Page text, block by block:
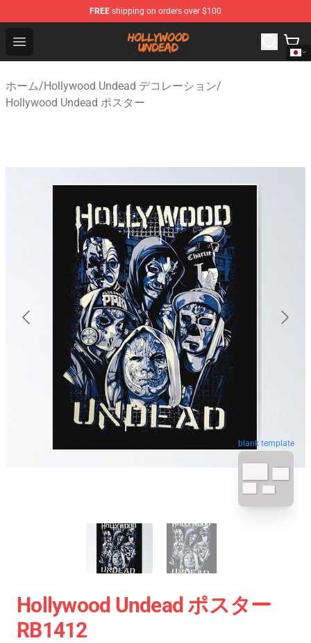
FREE shipping on orders over $100
Open menu
Hollywood Undead Shop - Official Hollywood Undead
ホーム/Hollywood Undead デコレーション/
Hollywood Undead ポスター
blank template
Hollywood Undead ポスター
RB1412